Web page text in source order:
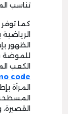
تناسب
كما توفر
الظهور
للموضة
الكعب
code
المرأة